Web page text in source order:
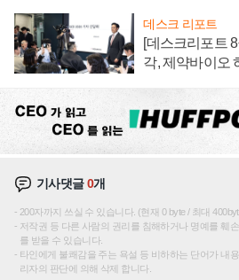
데스크 리포트
[데스크리포트
각, 제약바이오
기사댓글0개
200자까지 쓰실 수 있습니다. (현재 0 byte / 최대
저작권 등 다른 사람의 권리를 침해하거나 명예를 훼
를 받을 수 있습니다.
타인에게 불쾌감을 주는 욕설 등 비하하는 단어가 내
리자의 판단에 의해 삭제 합니다.